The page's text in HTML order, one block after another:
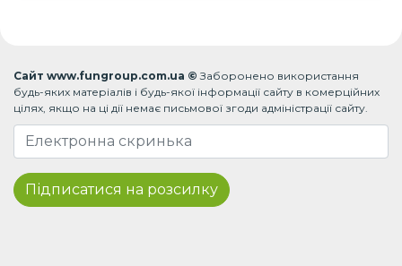
Сайт www.fungroup.com.ua ©Заборонено використання
будь-яких матеріалів і будь-якої інформації сайту в комерційних
цілях, якщо на ці дії немає письмової згоди адміністрації сайту.
Підписатися на розсилку